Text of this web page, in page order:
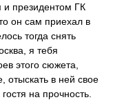
президентом ГК
он сам приехал в
тогда снять
я тебя
этого сюжета,
отыскать в ней свое
на прочность.